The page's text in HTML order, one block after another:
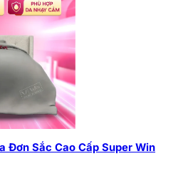
Đơn Sắc Cao Cấp Super Win